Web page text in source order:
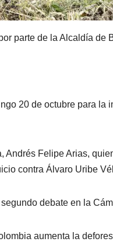
parte de la Alcaldía de
20 de octubre para la
Andrés Felipe Arias,
contra Álvaro Uribe
debate en la
aumenta la